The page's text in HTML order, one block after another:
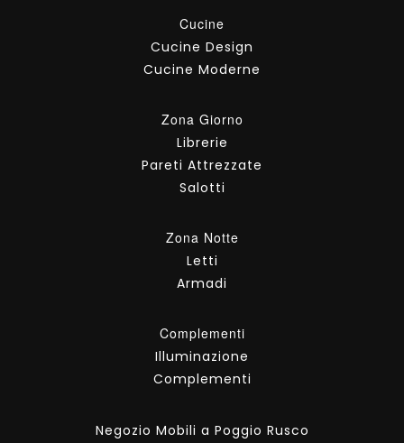
Cucine
Cucine Design
Cucine Moderne
Zona Giorno
Librerie
Pareti Attrezzate
Salotti
Zona Notte
Letti
Armadi
Complementi
Illuminazione
Complementi
Negozio Mobili a Poggio Rusco